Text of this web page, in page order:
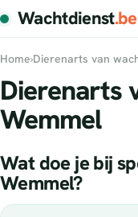
Wachtdienst.be
Home›Dierenarts van
Dierenarts
Wemmel
Wat doe je bij
Wemmel?